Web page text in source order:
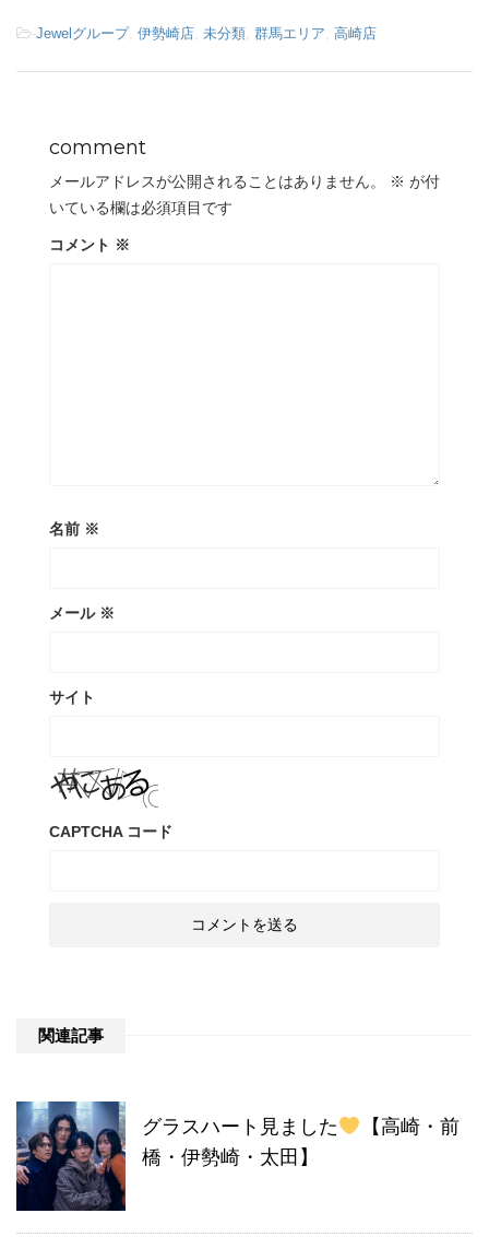
-Jewelグループ, 伊勢崎店 未分類 群馬エリア 高崎店
comment
メールアドレスが公開されることはありません。 ※ が付
いている欄は必須項目です
コメント ※
名前 ※
メール ※
サイト
CAPTCHA コード
関連記事
グラスハート見ました
【高崎・前
橋・伊勢崎・太田】